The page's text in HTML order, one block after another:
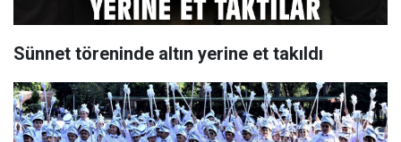
Sünnet töreninde altın yerine et takıldı